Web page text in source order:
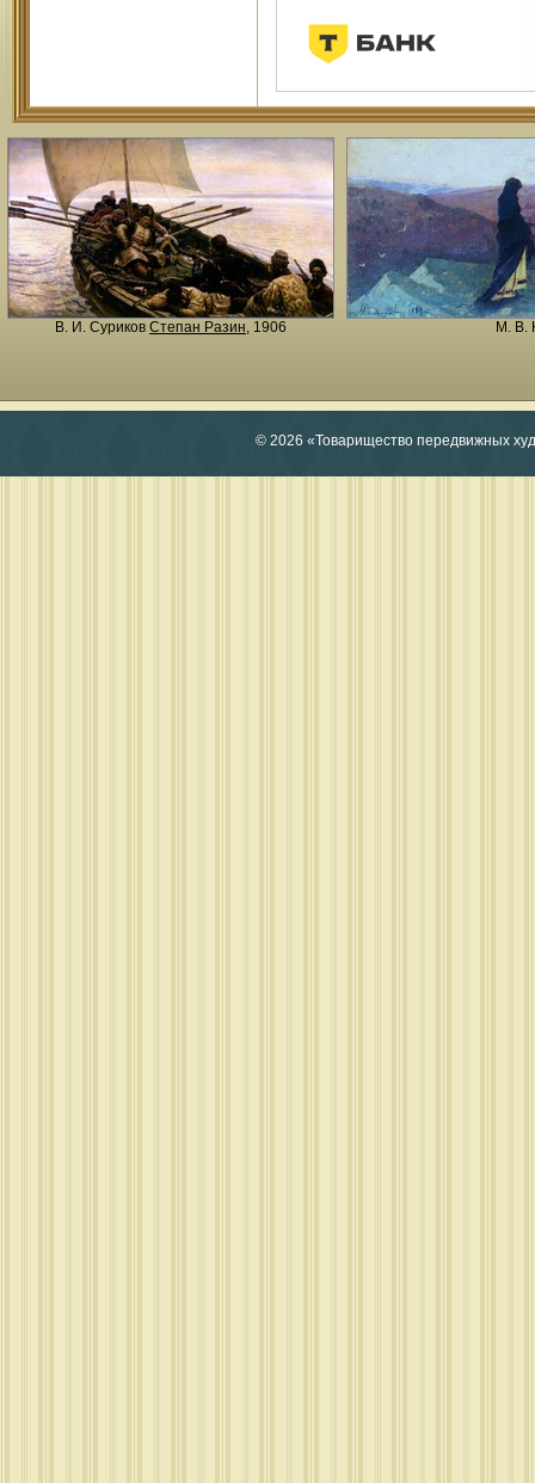
В. И. Суриков Степан Разин, 1906 М. В.
© 2026 «Товарищество передвижных